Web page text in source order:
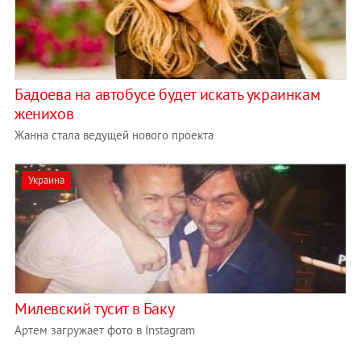
Бадоева на автобусе будет искать украинкам
женихов
Жанна стала ведущей нового проекта
Украина
Милевский тусит в Баку
Артем загружает фото в Instagram